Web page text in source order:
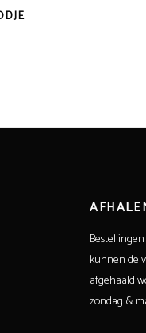
kunnen de
afgehaald
zondag &